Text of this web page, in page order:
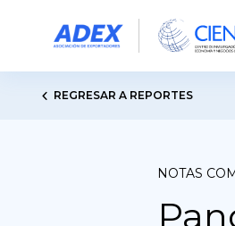
REGRESAR A REPORTES
NOTAS